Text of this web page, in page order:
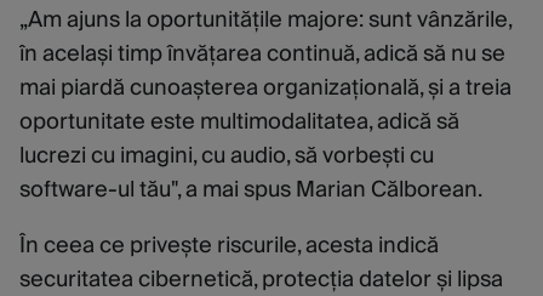
„Am ajuns la oportunitățile majore: sunt vânzările,
în același timp învățarea continuă, adică să nu se
mai piardă cunoașterea organizațională, și a treia
oportunitate este multimodalitatea, adică să
lucrezi cu imagini, cu audio, să vorbești cu
software-ul tău", a mai spus Marian Călborean.
În ceea ce privește riscurile, acesta indică
securitatea cibernetică, protecția datelor și lipsa